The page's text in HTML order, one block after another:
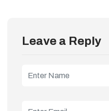
Leave a Reply